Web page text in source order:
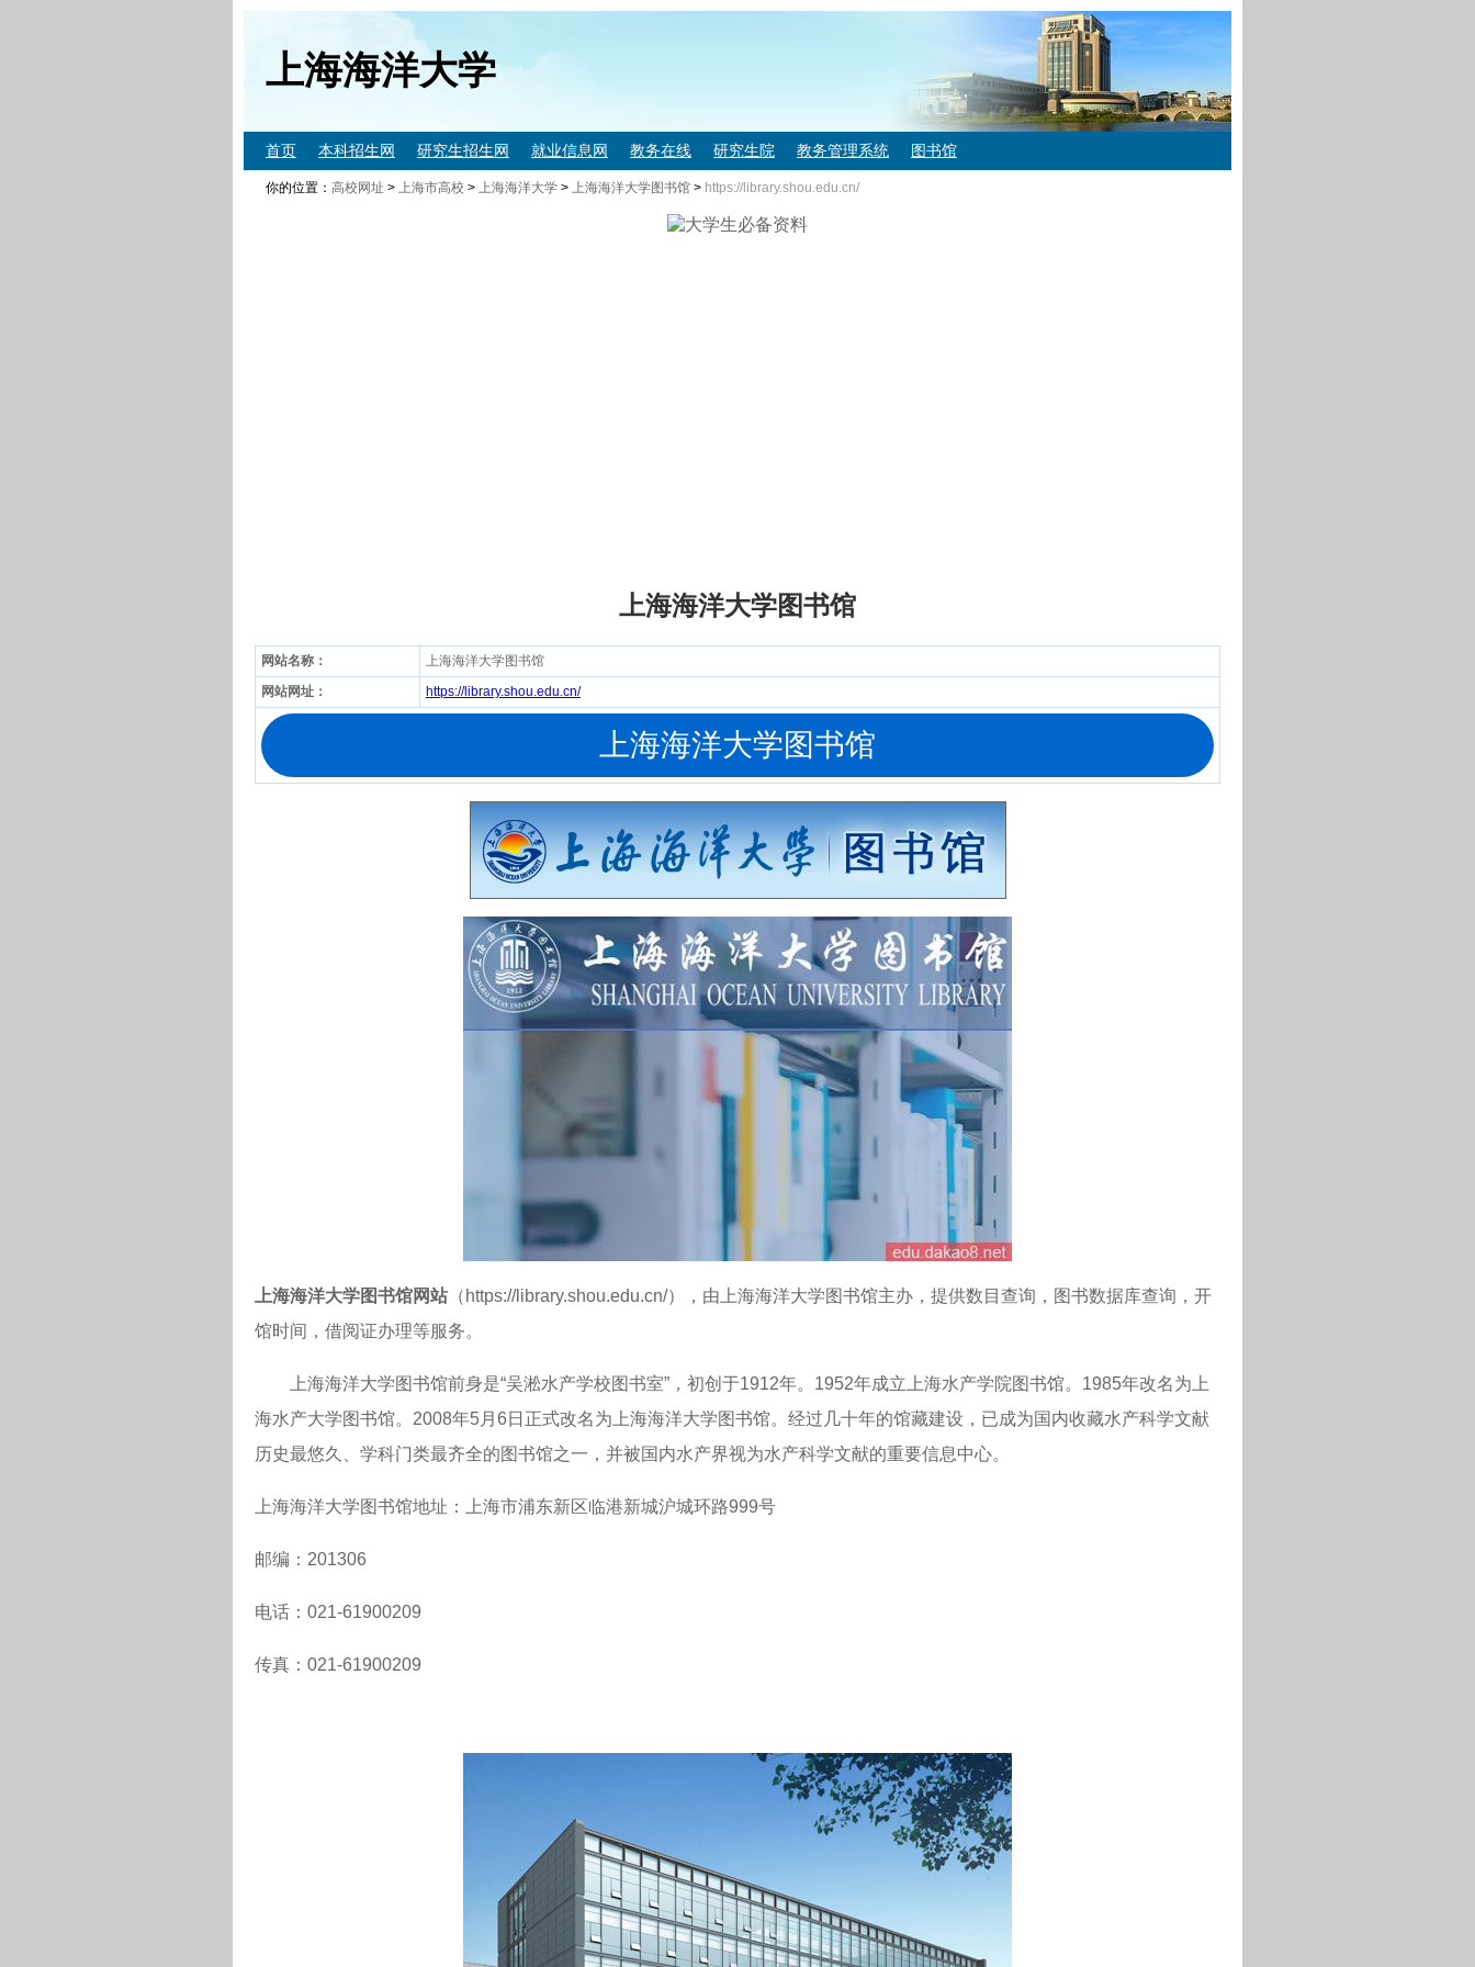
上海海洋大学
首页 本科招生网 研究生招生网 就业信息网 教务在线 研究生院 教务管理系统 图书馆
你的位置： 高校网址 > 上海市高校 > 上海海洋大学 > 上海海洋大学图书馆 > https://library.shou.edu.cn/
上海海洋大学图书馆
网站名称：
上海海洋大学图书馆
网站网址：
https://library.shou.edu.cn/
上海海洋大学图书馆
上海海洋大学图书馆网站（https://library.shou.edu.cn/），由上海海洋大学图书馆主办，提供数目查询，图书数据库查询，开
馆时间，借阅证办理等服务。
上海海洋大学图书馆前身是“吴淞水产学校图书室”，初创于1912年。1952年成立上海水产学院图书馆。1985年改名为上
海水产大学图书馆。2008年5月6日正式改名为上海海洋大学图书馆。经过几十年的馆藏建设，已成为国内收藏水产科学文献
历史最悠久、学科门类最齐全的图书馆之一，并被国内水产界视为水产科学文献的重要信息中心。
上海海洋大学图书馆地址：上海市浦东新区临港新城沪城环路999号
邮编：201306
电话：021-61900209
传真：021-61900209